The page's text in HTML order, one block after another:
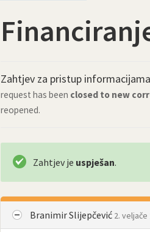
Zahtjev za pristup
request has been closed to new
reopened.
Zahtjev je uspješan.
Branimir Slijepčević 2. veljače